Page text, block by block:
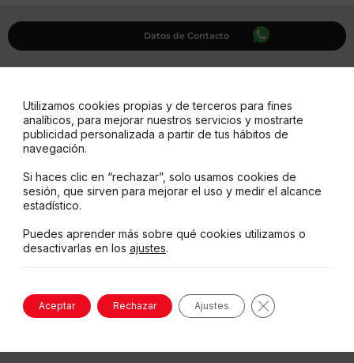
Datos de Contacto
Electricidad
Wiﬁ
Víveres
Alojamiento
Restaurante
Utilizamos cookies propias y de terceros para fines
analíticos, para mejorar nuestros servicios y mostrarte
publicidad personalizada a partir de tus hábitos de
navegación.
Si haces clic en “rechazar”, solo usamos cookies de
sesión, que sirven para mejorar el uso y medir el alcance
estadístico.
Puedes aprender más sobre qué cookies utilizamos o
desactivarlas en los ajustes.
Aceptar Rechazar Ajustes Cerrar el